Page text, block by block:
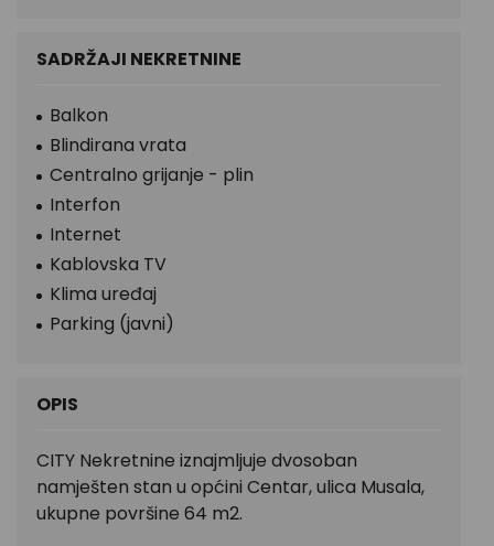
SADRŽAJI NEKRETNINE
Balkon
Blindirana vrata
Centralno grijanje - plin
Interfon
Internet
Kablovska TV
Klima uređaj
Parking (javni)
OPIS
CITY Nekretnine iznajmljuje dvosoban
namješten stan u općini Centar, ulica Musala,
ukupne površine 64 m2.